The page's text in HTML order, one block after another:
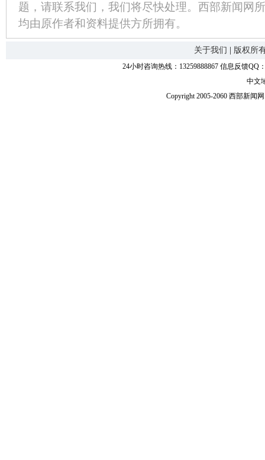
题，请联系我们，我们将尽快处理。西部新闻网
均由原作者和资料提供方所拥有。
关于我们 | 版权所
24小时咨询热线：13259888867 信息反馈QQ
中文
Copyright 2005-2060 西部新闻